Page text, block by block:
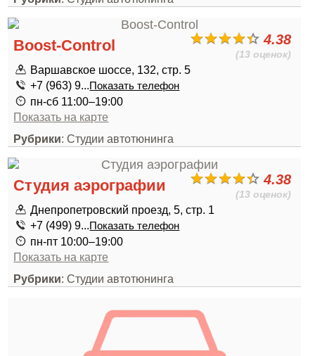
4.38
(13 оценок)
Boost-Control
Варшавское шоссе, 132, стр. 5
+7 (963) 9...Показать телефон
пн-сб 11:00–19:00
Показать на карте
Рубрики: Студии автотюнинга
4.38
(13 оценок)
Студия аэрографии
Днепропетровский проезд, 5, стр. 1
+7 (499) 9...Показать телефон
пн-пт 10:00–19:00
Показать на карте
Рубрики: Студии автотюнинга